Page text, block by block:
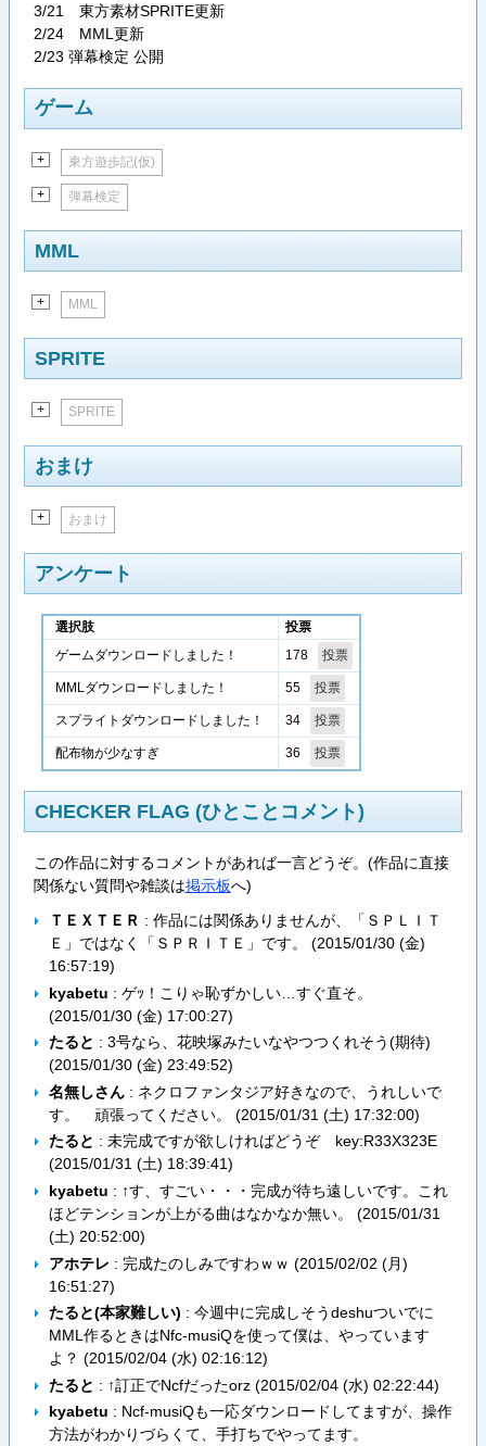
3/21 東方素材SPRITE更新
2/24 MML更新
2/23 弾幕検定 公開
ゲーム
+ 東方遊歩記(仮)
+ 弾幕検定
MML
+ MML
SPRITE
+ SPRITE
おまけ
+ おまけ
アンケート
選択肢 投票
ゲームダウンロードしました！ 178
MMLダウンロードしました！ 55
スプライトダウンロードしました！ 34
配布物が少なすぎ 36
CHECKER FLAG (ひとことコメント)
この作品に対するコメントがあれば一言どうぞ。(作品に直接
関係ない質問や雑談は掲示板へ)
ＴＥＸＴＥＲ : 作品には関係ありませんが、「ＳＰＬＩＴ
Ｅ」ではなく「ＳＰＲＩＴＥ」です。 (2015/01/30 (金)
16:57:19)
kyabetu : ゲｯ！こりゃ恥ずかしい…すぐ直そ。
(2015/01/30 (金) 17:00:27)
たると : 3号なら、花映塚みたいなやつつくれそう(期待)
(2015/01/30 (金) 23:49:52)
名無しさん: ネクロファンタジア好きなので、うれしいで
す。 頑張ってください。 (2015/01/31 (土) 17:32:00)
たると : 未完成ですが欲しければどうぞ key:R33X323E
(2015/01/31 (土) 18:39:41)
kyabetu : ↑す、すごい・・・完成が待ち遠しいです。これ
ほどテンションが上がる曲はなかなか無い。 (2015/01/31
(土) 20:52:00)
アホテレ : 完成たのしみですわｗｗ (2015/02/02 (月)
16:51:27)
たると(本家難しい) : 今週中に完成しそうdeshuついでに
MML作るときはNfc-musiQを使って僕は、やっています
よ？ (2015/02/04 (水) 02:16:12)
たると : ↑訂正でNcfだったorz (2015/02/04 (水) 02:22:44)
kyabetu : Ncf-musiQも一応ダウンロードしてますが、操作
方法がわかりづらくて、手打ちでやってます。